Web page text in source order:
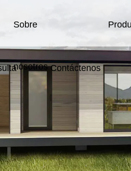
Sobre
nosotros Contáctenos